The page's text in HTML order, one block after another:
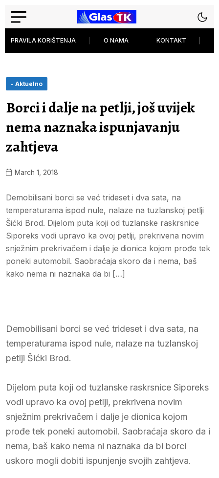
PRAVILA KORIŠTENJA O NAMA KONTAKT
- Aktuelno
Borci i dalje na petlji, još uvijek
nema naznaka ispunjavanju
zahtjeva
March 1, 2018
Demobilisani borci se već trideset i dva sata, na
temperaturama ispod nule, nalaze na tuzlanskoj petlji
Šićki Brod. Dijelom puta koji od tuzlanske raskrsnice
Siporeks vodi upravo ka ovoj petlji, prekrivena novim
snježnim prekrivačem i dalje je dionica kojom prođe tek
poneki automobil. Saobraćaja skoro da i nema, baš
kako nema ni naznaka da bi […]
Demobilisani borci se već trideset i dva sata, na
temperaturama ispod nule, nalaze na tuzlanskoj
petlji Šićki Brod.
Dijelom puta koji od tuzlanske raskrsnice Siporeks
vodi upravo ka ovoj petlji, prekrivena novim
snježnim prekrivačem i dalje je dionica kojom
prođe tek poneki automobil. Saobraćaja skoro da i
nema, baš kako nema ni naznaka da bi borci
uskoro mogli dobiti ispunjenje svojih zahtjeva.